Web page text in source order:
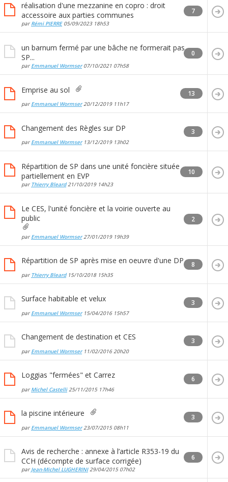
réalisation d'une mezzanine en copro : droit
accessoire aux parties communes
par Rémi PIERRE05/09/2023 18h53
7
un barnum fermé par une bâche ne formerait pas
SP...
par Emmanuel Wormser07/10/2021 07h58
0
Emprise au sol
par Emmanuel Wormser20/12/2019 11h17
13
Changement des Règles sur DP
par Emmanuel Wormser13/12/2019 13h02
3
Répartition de SP dans une unité foncière située
partiellement en EVP
par Thierry Bleard21/10/2019 14h23
10
Le CES, l'unité foncière et la voirie ouverte au
public
par Emmanuel Wormser27/01/2019 19h39
2
Répartition de SP après mise en oeuvre d'une DP
par Thierry Bleard15/10/2018 15h35
8
Surface habitable et velux
par Emmanuel Wormser15/04/2016 15h57
3
Changement de destination et CES
par Emmanuel Wormser11/02/2016 20h20
3
Loggias "fermées" et Carrez
par Michel Castelli25/11/2015 17h46
6
la piscine intérieure
par Emmanuel Wormser23/07/2015 08h11
3
Avis de recherche : annexe à l’article R353-19 du
CCH (décompte de surface corrigée)
par Jean-Michel LUGHERINI29/04/2015 07h02
6